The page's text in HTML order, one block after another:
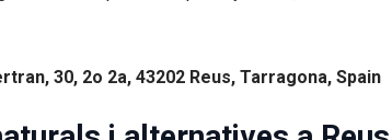
30, 2o 2a, 43202 Reus, Tarragona, Spain